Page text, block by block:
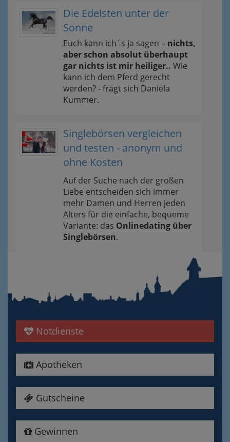
Die Edelsten unter der
Sonne
Euch kann ich´s ja sagen – nichts,
aber schon absolut überhaupt
gar nichts ist mir heiliger.. Wie
kann ich dem Pferd gerecht
werden? - fragt sich Daniela
Kummer.
Singlebörsen vergleichen
und testen - anonym und
ohne Kosten
Auf der Suche nach der großen
Liebe entscheiden sich immer
mehr Damen und Herren jeden
Alters für die einfache, bequeme
Variante: das Onlinedating über
Singlebörsen.
Notdienste
Apotheken
Gutscheine
Gewinnen